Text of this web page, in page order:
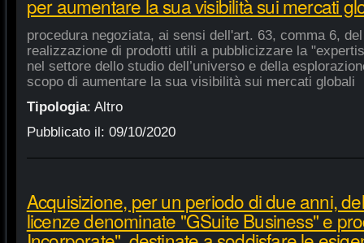
per aumentare la sua visibilità sui mercati
procedura negoziata, ai sensi dell'art. 63, comma 6,
realizzazione di prodotti utili a pubblicizzare la
nel settore dello studio dell’universo e della
scopo di aumentare la sua visibilità sui mercati globali
Tipologia: Altro
Pubblicato il: 09/10/2020
Acquisizione, per un periodo di due anni,
licenze denominate "GSuite Business" e